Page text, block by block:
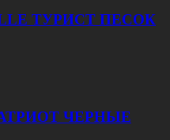
ТУРИСТ ПЕСОК
ЧЕРНЫЕ